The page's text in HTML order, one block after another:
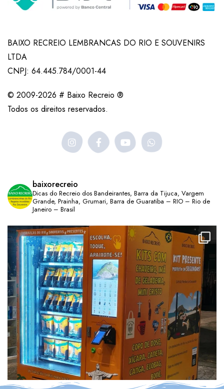
BAIXO RECREIO LEMBRANCAS DO RIO E SOUVENIRS
LTDA
CNPJ: 64.445.784/0001-44
© 2009-2026 # Baixo Recreio ®
Todos os direitos reservados.
baixorecreio
Dicas do Recreio dos Bandeirantes, Barra da Tijuca, Vargem
Grande, Prainha, Grumari, Barra de Guaratiba – RIO – Rio de
Janeiro – Brasil